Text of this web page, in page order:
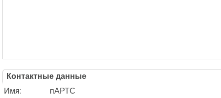
Контактные данные
Имя:
пАРТС